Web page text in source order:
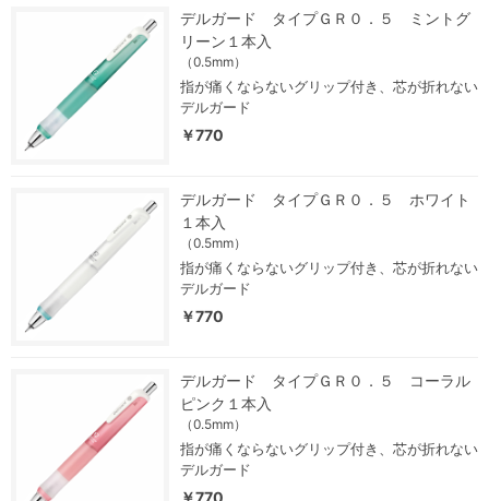
デルガード タイプＧＲ０．５ ミントグ
リーン１本入
（0.5mm）
指が痛くならないグリップ付き、芯が折れない
デルガード
￥770
デルガード タイプＧＲ０．５ ホワイト
１本入
（0.5mm）
指が痛くならないグリップ付き、芯が折れない
デルガード
￥770
デルガード タイプＧＲ０．５ コーラル
ピンク１本入
（0.5mm）
指が痛くならないグリップ付き、芯が折れない
デルガード
￥770